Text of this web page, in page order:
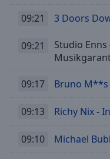
09:21 3 Doors
09:21
Studio
09:17 Bruno M**s
09:13 Richy Nix -
09:10 Michael